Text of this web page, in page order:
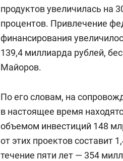
продуктов увеличилась на
процентов. Привлечение
финансирования
139,4 миллиарда рублей,
Майоров.
По его словам, на
в настоящее время
объемом инвестиций 148
от этих проектов составит
течение пяти лет — 354